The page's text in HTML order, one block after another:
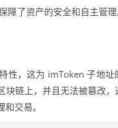
障了资产的安全和自主管理
性，这为 imToken 子地
链上，并且无法被篡改
交易。